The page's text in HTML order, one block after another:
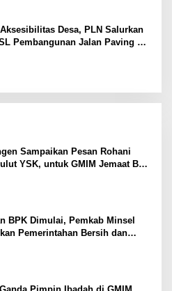
Desa, PLN Salurkan
Pembangunan Jalan Paving di
Sampaikan Pesan Rohani
YSK, untuk GMIM Jemaat Bait
BPK Dimulai, Pemkab Minsel
Pemerintahan Bersih dan